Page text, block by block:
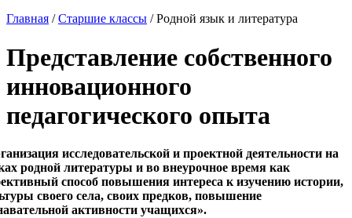
Главная /Старшие классы /Родной язык и литература
Представление собственного
инновационного
педагогического опыта
исследовательской и проектной деятельности на
родной литературы и во внеурочное время как
способ повышения интереса к изучению истории,
своего села, своих предков, повышение
активности учащихся».